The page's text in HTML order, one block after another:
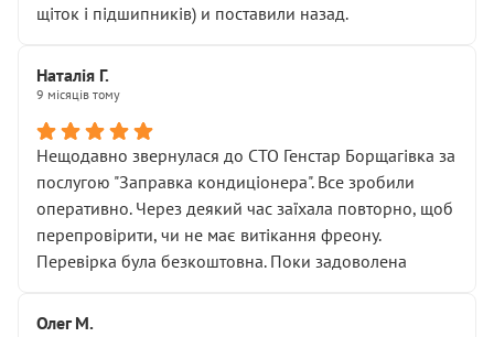
щіток і підшипників) и поставили назад.
Наталія Г.
9 місяців тому
Нещодавно звернулася до СТО Генстар Борщагівка за
послугою "Заправка кондиціонера". Все зробили
оперативно. Через деякий час заїхала повторно, щоб
перепровірити, чи не має витікання фреону.
Перевірка була безкоштовна. Поки задоволена
Олег М.